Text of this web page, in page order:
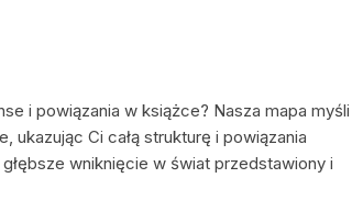
i powiązania w książce? Nasza mapa myśli
ukazując Ci całą strukturę i powiązania
wniknięcie w świat przedstawiony i